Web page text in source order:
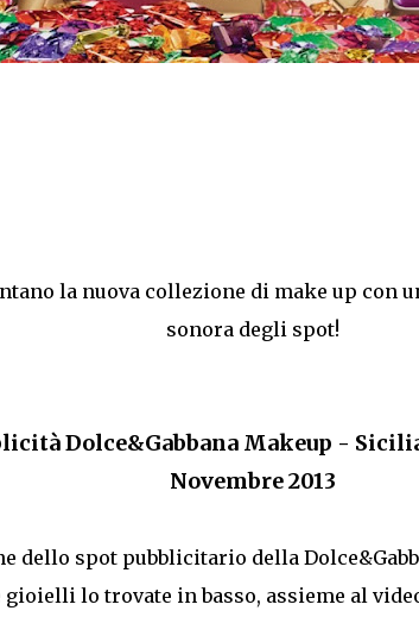
la nuova collezione di make up con
sonora degli spot!
Dolce&Gabbana Makeup -
Novembre 2013
dello spot pubblicitario della
gioielli lo trovate in basso, assieme al